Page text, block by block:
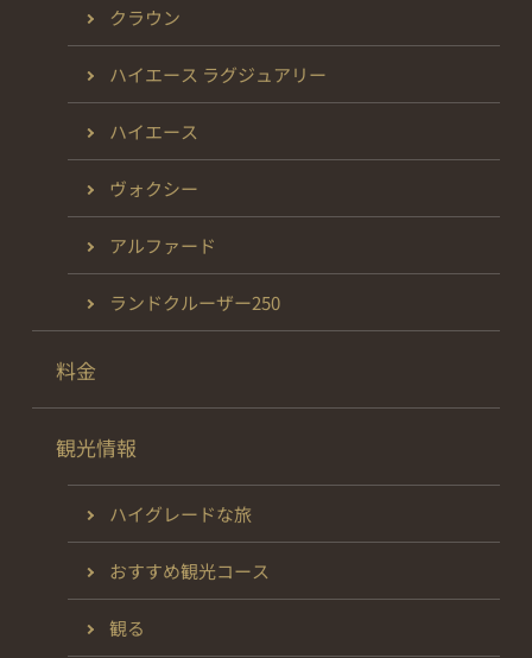
クラウン
ハイエース ラグジュアリー
ハイエース
ヴォクシー
アルファード
ランドクルーザー250
料金
観光情報
ハイグレードな旅
おすすめ観光コース
観る